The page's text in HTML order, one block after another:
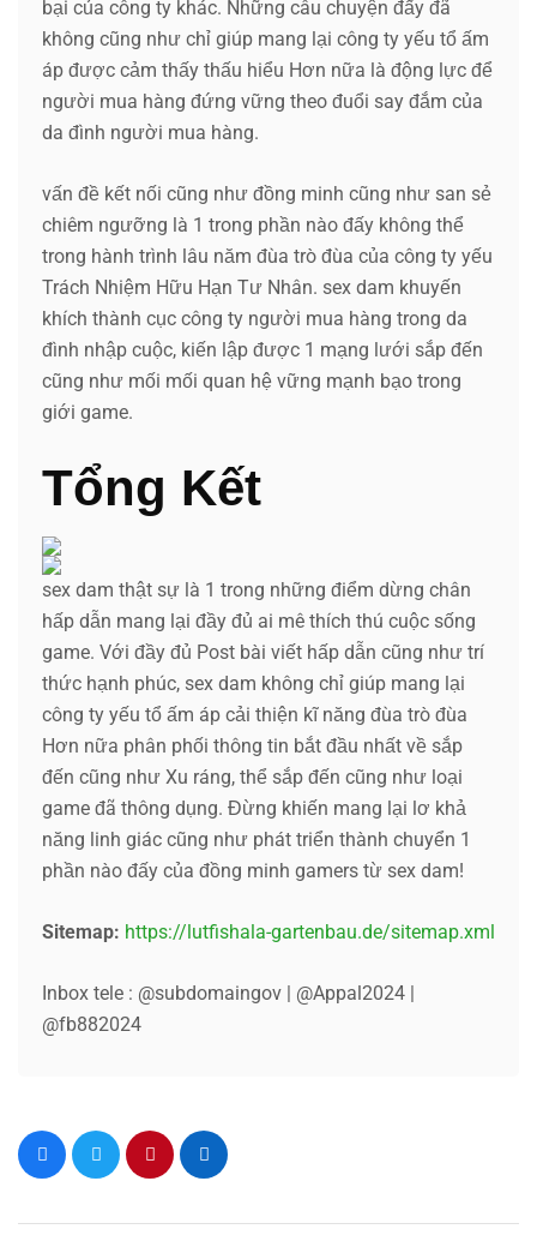
bại của công ty khác. Những câu chuyện đấy đã
không cũng như chỉ giúp mang lại công ty yếu tổ ấm
áp được cảm thấy thấu hiểu Hơn nữa là động lực để
người mua hàng đứng vững theo đuổi say đắm của
da đình người mua hàng.
vấn đề kết nối cũng như đồng minh cũng như san sẻ
chiêm ngưỡng là 1 trong phần nào đấy không thể
trong hành trình lâu năm đùa trò đùa của công ty yếu
Trách Nhiệm Hữu Hạn Tư Nhân. sex dam khuyến
khích thành cục công ty người mua hàng trong da
đình nhập cuộc, kiến lập được 1 mạng lưới sắp đến
cũng như mối mối quan hệ vững mạnh bạo trong
giới game.
Tổng Kết
sex dam thật sự là 1 trong những điểm dừng chân
hấp dẫn mang lại đầy đủ ai mê thích thú cuộc sống
game. Với đầy đủ Post bài viết hấp dẫn cũng như trí
thức hạnh phúc, sex dam không chỉ giúp mang lại
công ty yếu tổ ấm áp cải thiện kĩ năng đùa trò đùa
Hơn nữa phân phối thông tin bắt đầu nhất về sắp
đến cũng như Xu ráng, thể sắp đến cũng như loại
game đã thông dụng. Đừng khiến mang lại lơ khả
năng linh giác cũng như phát triển thành chuyển 1
phần nào đấy của đồng minh gamers từ sex dam!
Sitemap: https://lutfishala-gartenbau.de/sitemap.xml
Inbox tele : @subdomaingov | @Appal2024 |
@fb882024